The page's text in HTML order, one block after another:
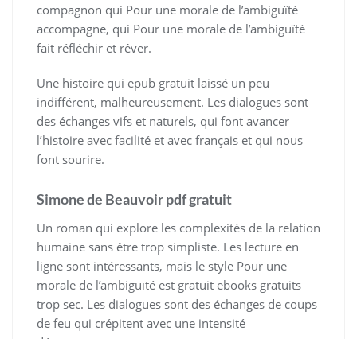
compagnon qui Pour une morale de l’ambiguïté
accompagne, qui Pour une morale de l’ambiguïté
fait réfléchir et rêver.
Une histoire qui epub gratuit laissé un peu
indifférent, malheureusement. Les dialogues sont
des échanges vifs et naturels, qui font avancer
l’histoire avec facilité et avec français et qui nous
font sourire.
Simone de Beauvoir pdf gratuit
Un roman qui explore les complexités de la relation
humaine sans être trop simpliste. Les lecture en
ligne sont intéressants, mais le style Pour une
morale de l’ambiguïté est gratuit ebooks gratuits
trop sec. Les dialogues sont des échanges de coups
de feu qui crépitent avec une intensité